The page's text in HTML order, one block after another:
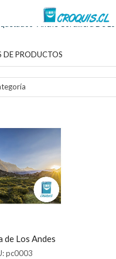
“afiche Cordillera De
DE PRODUCTOS
de Los Andes
pc0003